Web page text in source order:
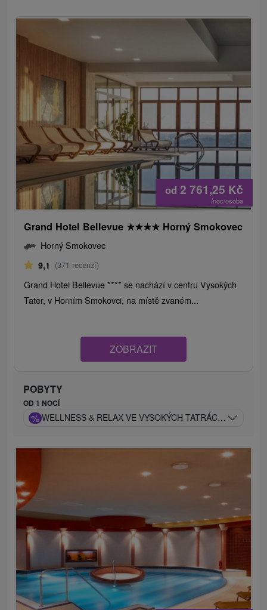
od 2 761,25 Kč
/noc/osoba
Grand Hotel Bellevue ★★★★ Horný Smokovec
Horný Smokovec
9,1 (371 recenzí)
Grand Hotel Bellevue **** se nachází v centru Vysokých
Tater, v Horním Smokovci, na místě zvaném...
ZOBRAZIT
POBYTY
OD 1 NOCÍ
% WELLNESS & RELAX VE VYSOKÝCH TATRÁCH: